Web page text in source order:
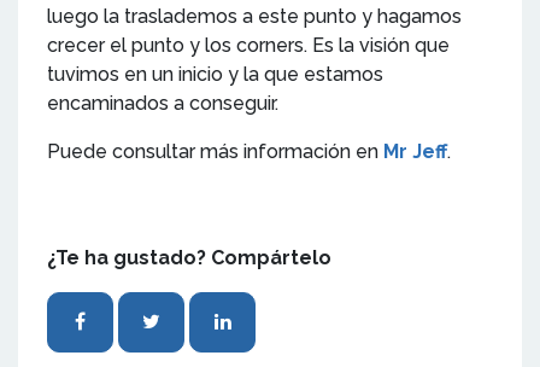
luego la traslademos a este punto y hagamos
crecer el punto y los corners. Es la visión que
tuvimos en un inicio y la que estamos
encaminados a conseguir.
Puede consultar más información en Mr Jeff.
¿Te ha gustado? Compártelo